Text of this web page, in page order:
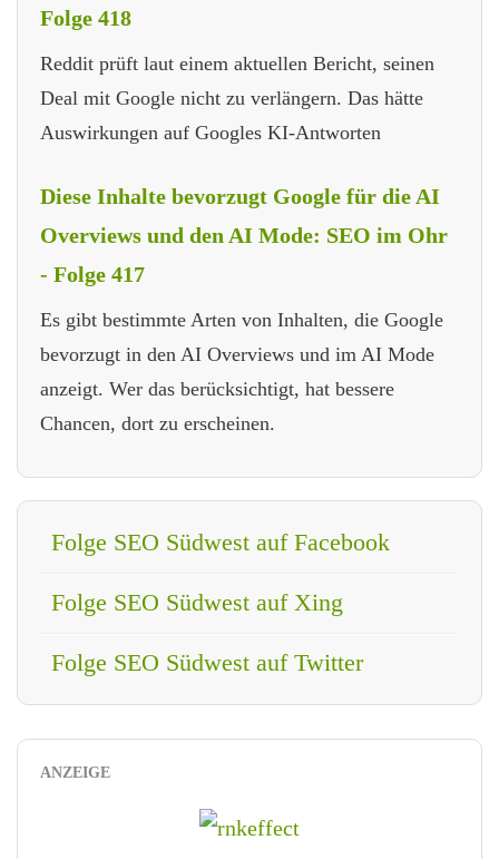
Folge 418
Reddit prüft laut einem aktuellen Bericht, seinen
Deal mit Google nicht zu verlängern. Das hätte
Auswirkungen auf Googles KI-Antworten
Diese Inhalte bevorzugt Google für die AI
Overviews und den AI Mode: SEO im Ohr
- Folge 417
Es gibt bestimmte Arten von Inhalten, die Google
bevorzugt in den AI Overviews und im AI Mode
anzeigt. Wer das berücksichtigt, hat bessere
Chancen, dort zu erscheinen.
Folge SEO Südwest auf Facebook
Folge SEO Südwest auf Xing
Folge SEO Südwest auf Twitter
ANZEIGE